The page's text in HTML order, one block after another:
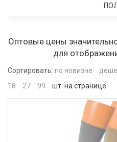
ПОЛ
Оптовые цены
для
Сортировать: по новизне
18
27 99 шт. на странице